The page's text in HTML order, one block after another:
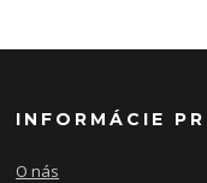
INFORMÁCIE
O nás